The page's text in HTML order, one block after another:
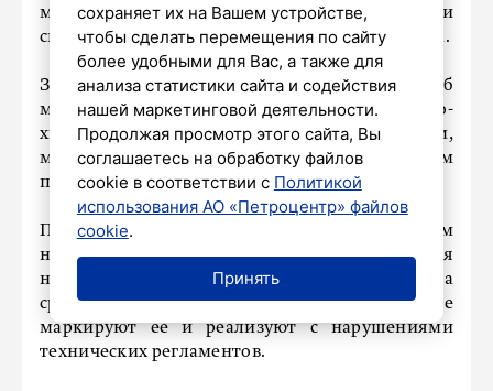
микробиологическим показателям, рассказали
специалисты регионального Роспотребнадзора.
За шесть месяцев было взято более 2500 проб
мяса и мясных продуктов по физико-
химическим, санитарно-химическим,
микробиологическим и паразитологическим
показателям.
По санитарно-химическим показателям
нарушений нет. Как правило, предприятия
нарушают условия хранения, не следят за
сроками годности мясной продукции, не
маркируют её и реализуют с нарушениями
технических регламентов.
сохраняет их на Вашем устройстве,
чтобы сделать перемещения по сайту
более удобными для Вас, а также для
анализа статистики сайта и содействия
нашей маркетинговой деятельности.
Продолжая просмотр этого сайта, Вы
соглашаетесь на обработку файлов
cookie в соответствии с Политикой
использования АО «Петроцентр» файлов
cookie.
Принять